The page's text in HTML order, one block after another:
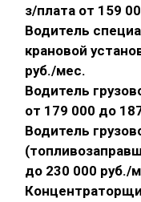
з/плата от 159
Водитель
крановой
руб./мес.
Водитель
от 179 000 до
Водитель
до 230 000 руб./